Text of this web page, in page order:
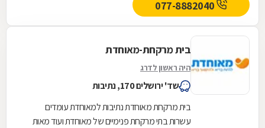
בית מרקחת-מאוחדת
היה ראשון לדרג
שד' ירושלים 170, נתיבות
בית מרקחת מאוחדת נתיבות למאוחדת עומדים
עשרות בתי מרקחת פנימיים של מאוחדת ועוד מאות